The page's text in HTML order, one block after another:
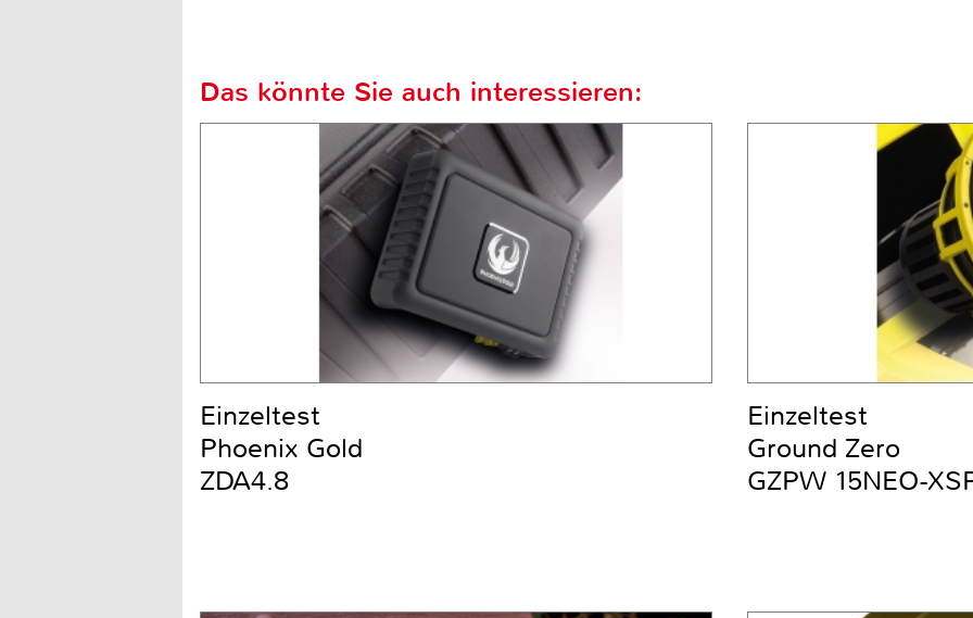
Das könnte Sie auch interessieren:
Einzeltest
Phoenix Gold
ZDA4.8
Einzeltest
Ground Zero
GZPW 15NEO-